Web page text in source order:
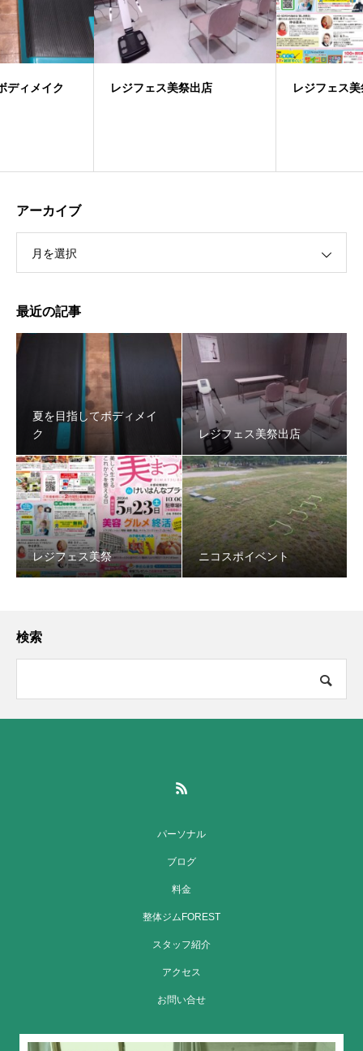
レジフェス美祭出店 レジフェス美祭
アーカイブ
月を選択
最近の記事
夏を目指してボディメイ
ク
レジフェス美祭出店
レジフェス美祭 ニコスポイベント
検索
パーソナル
ブログ
料金
整体ジムFOREST
スタッフ紹介
アクセス
お問い合せ